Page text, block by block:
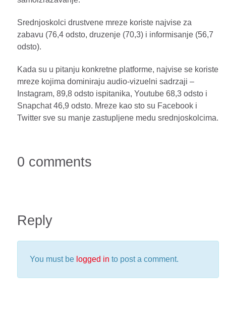
Srednjoskolci drustvene mreze koriste najvise za
zabavu (76,4 odsto, druzenje (70,3) i informisanje (56,7
odsto).
Kada su u pitanju konkretne platforme, najvise se koriste
mreze kojima dominiraju audio-vizuelni sadrzaji –
Instagram, 89,8 odsto ispitanika, Youtube 68,3 odsto i
Snapchat 46,9 odsto. Mreze kao sto su Facebook i
Twitter sve su manje zastupljene medu srednjoskolcima.
0 comments
Reply
You must be logged in to post a comment.